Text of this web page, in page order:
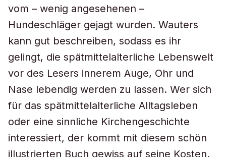
vom – wenig angesehenen –
Hundeschläger gejagt wurden. Wauters
kann gut beschreiben, sodass es ihr
gelingt, die spätmittelalterliche Lebenswelt
vor des Lesers innerem Auge, Ohr und
Nase lebendig werden zu lassen. Wer sich
für das spätmittelalterliche Alltagsleben
oder eine sinnliche Kirchengeschichte
interessiert, der kommt mit diesem schön
illustrierten Buch gewiss auf seine Kosten.